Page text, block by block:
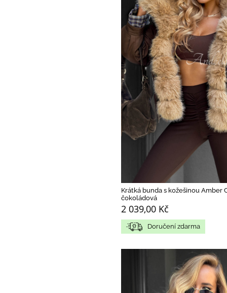
Krátká bunda s kožešinou Amber
čokoládová
2 039,00 Kč
Doručení zdarma